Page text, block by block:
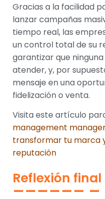
Gracias a la facilidad
lanzar campañas
tiempo real, las
un control total de su
garantizar que
atender, y, por
mensaje en una
fidelización o venta.
Visita este artículo
management
transformar tu marca
reputación
Reflexión final